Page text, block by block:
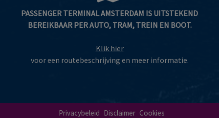
PASSENGER TERMINAL AMSTERDAM IS UITSTEKEND
BEREIKBAAR PER AUTO, TRAM, TREIN EN BOOT.
Klik hier
voor een routebeschrijving en meer informatie.
Privacybeleid Disclaimer Cookies